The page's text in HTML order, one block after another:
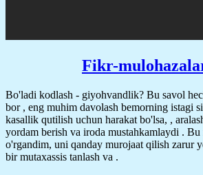
Fikr-
Bo'ladi kodlash - giyohvandlik? Bu savol
bor , eng muhim davolash bemorning istagi
kasallik qutilish uchun harakat bo'lsa, ,
yordam berish va iroda mustahkamlaydi . Bu
o'rgandim, uni qanday murojaat qilish zarur
bir mutaxassis tanlash va .